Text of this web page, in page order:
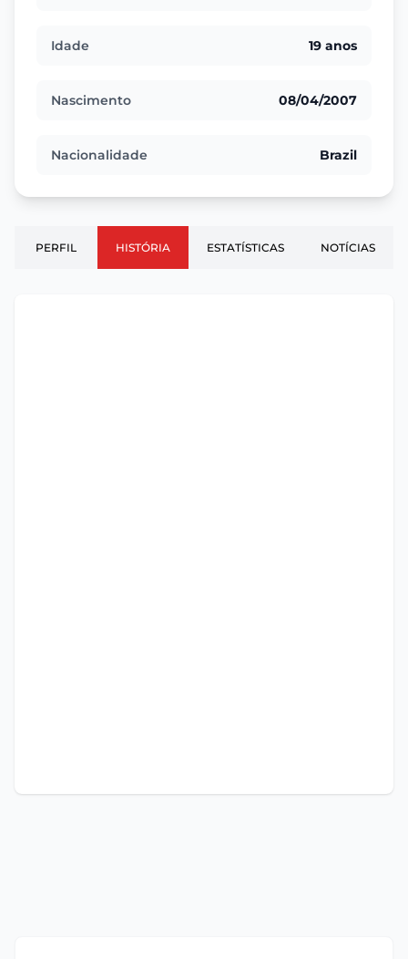
Idade 19 anos
Nascimento 08/04/2007
Nacionalidade Brazil
PERFIL HISTÓRIA ESTATÍSTICAS NOTÍCIAS